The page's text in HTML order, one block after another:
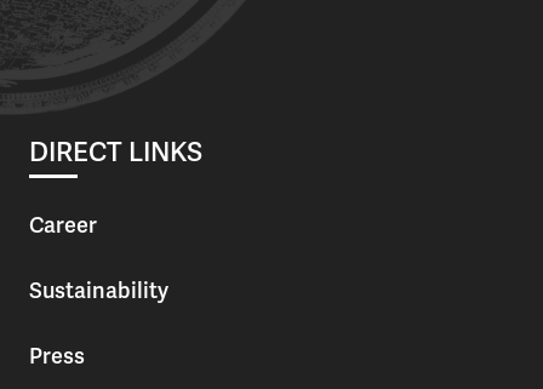
DIRECT LINKS
Career
Sustainability
Press